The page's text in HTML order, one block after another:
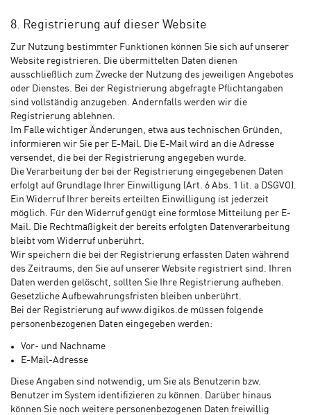
8. Registrierung auf dieser Website
Zur Nutzung bestimmter Funktionen können Sie sich auf unserer
Website registrieren. Die übermittelten Daten dienen
ausschließlich zum Zwecke der Nutzung des jeweiligen Angebotes
oder Dienstes. Bei der Registrierung abgefragte Pflichtangaben
sind vollständig anzugeben. Andernfalls werden wir die
Registrierung ablehnen.
Im Falle wichtiger Änderungen, etwa aus technischen Gründen,
informieren wir Sie per E-Mail. Die E-Mail wird an die Adresse
versendet, die bei der Registrierung angegeben wurde.
Die Verarbeitung der bei der Registrierung eingegebenen Daten
erfolgt auf Grundlage Ihrer Einwilligung (Art. 6 Abs. 1 lit. a DSGVO).
Ein Widerruf Ihrer bereits erteilten Einwilligung ist jederzeit
möglich. Für den Widerruf genügt eine formlose Mitteilung per E-
Mail. Die Rechtmäßigkeit der bereits erfolgten Datenverarbeitung
bleibt vom Widerruf unberührt.
Wir speichern die bei der Registrierung erfassten Daten während
des Zeitraums, den Sie auf unserer Website registriert sind. Ihren
Daten werden gelöscht, sollten Sie Ihre Registrierung aufheben.
Gesetzliche Aufbewahrungsfristen bleiben unberührt.
Bei der Registrierung auf www.digikos.de müssen folgende
personenbezogenen Daten eingegeben werden:
Vor- und Nachname
E-Mail-Adresse
Diese Angaben sind notwendig, um Sie als Benutzerin bzw.
Benutzer im System identifizieren zu können. Darüber hinaus
können Sie noch weitere personenbezogenen Daten freiwillig